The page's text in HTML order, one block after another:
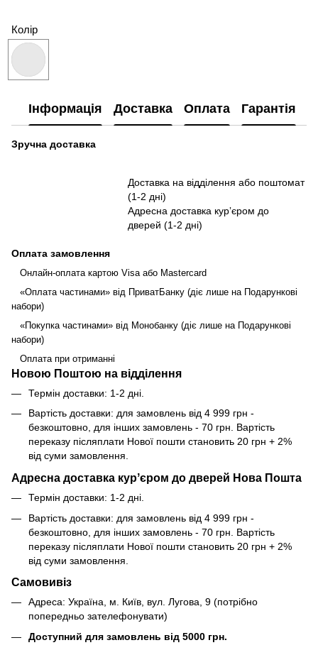
Колір
Інформація Доставка Оплата Гарантія
Зручна доставка
Доставка на відділення або поштомат
(1-2 дні)
Адресна доставка курʼєром до
дверей (1-2 дні)
Оплата замовлення
Онлайн-оплата картою Visa або Mastercard
«Оплата частинами» від ПриватБанку (діє лише на Подарункові
набори)
«Покупка частинами» від Монобанку (діє лише на Подарункові
набори)
Оплата при отриманні
Новою Поштою на відділення
Термін доставки: 1-2 дні.
Вартість доставки: для замовлень від 4 999 грн -
безкоштовно, для інших замовлень - 70 грн. Вартість
переказу післяплати Нової пошти становить 20 грн + 2%
від суми замовлення.
Адресна доставка курʼєром до дверей Нова Пошта
Термін доставки: 1-2 дні.
Вартість доставки: для замовлень від 4 999 грн -
безкоштовно, для інших замовлень - 70 грн. Вартість
переказу післяплати Нової пошти становить 20 грн + 2%
від суми замовлення.
Самовивіз
Адреса: Україна, м. Київ, вул. Лугова, 9 (потрібно
попередньо зателефонувати)
Доступний для замовлень від 5000 грн.